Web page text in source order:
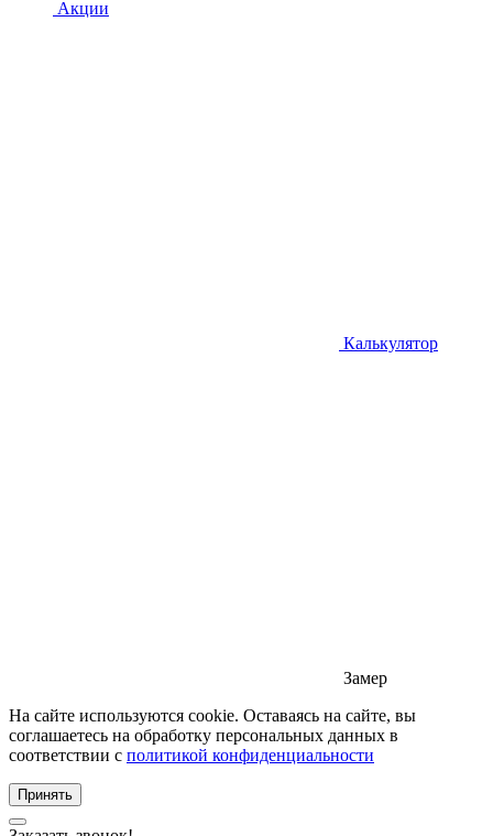
Акции
Калькулятор
Замер
На сайте используются cookie. Оставаясь на сайте, вы
соглашаетесь на обработку персональных данных в
соответствии с политикой конфиденциальности
Принять